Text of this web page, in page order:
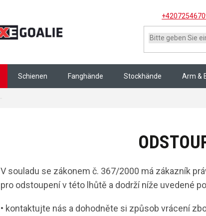
Schienen Fanghände Stockhände Arm &
V souladu se zákonem č. 367/2000 má zákazník
pro odstoupení v této lhůtě a dodrží níže uvedené
• kontaktujte nás a dohodněte si způsob vrácení